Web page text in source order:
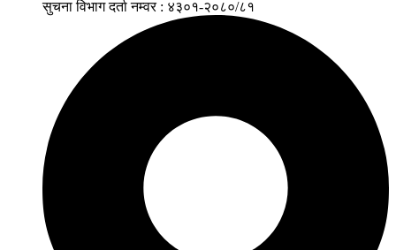
सुचना विभाग दर्ता नम्वर : ४३०१-२०८०/८१